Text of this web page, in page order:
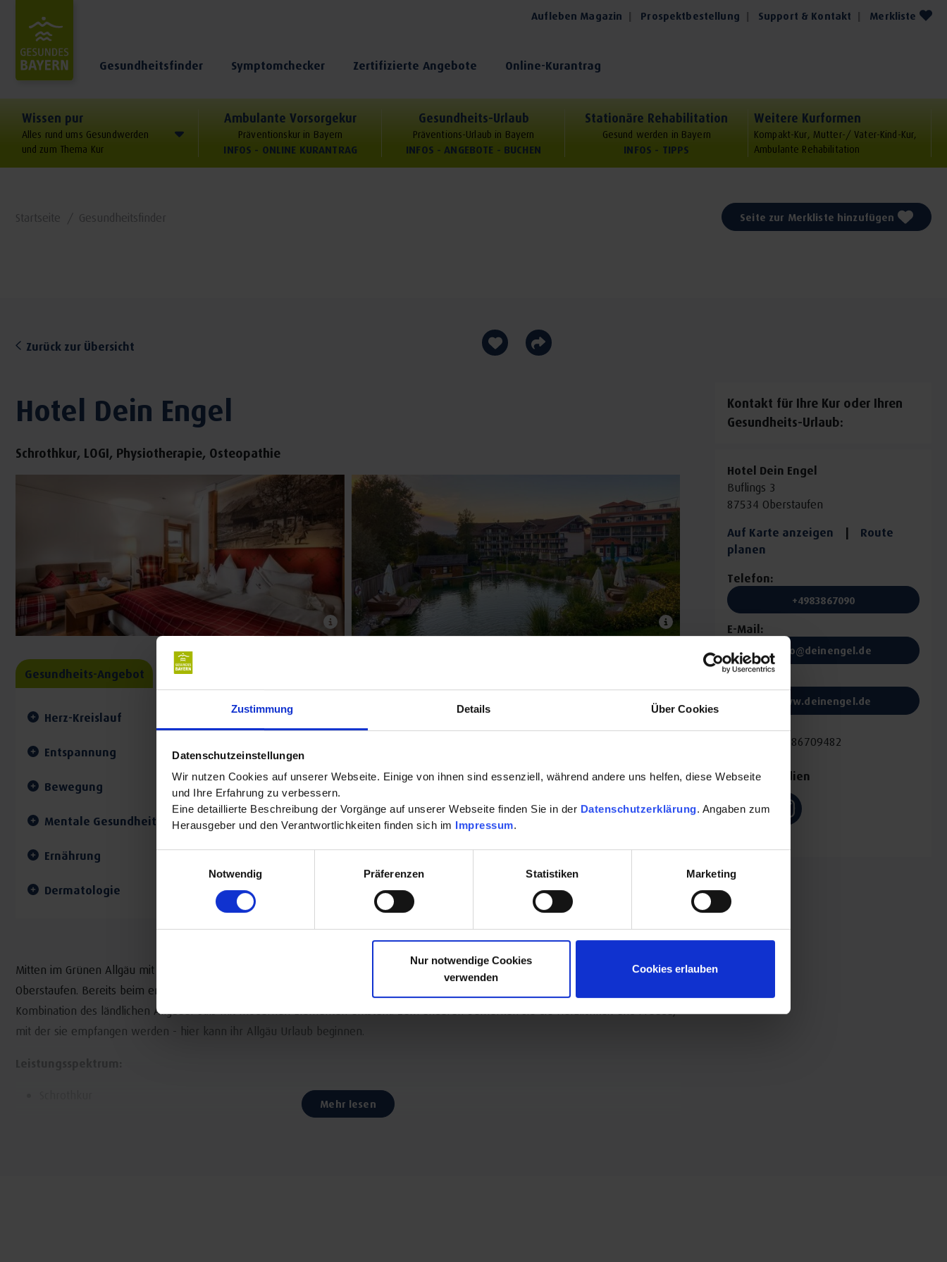
Zustimmung Details Über Cookies
Datenschutzeinstellungen
Wir nutzen Cookies auf unserer Webseite. Einige von ihnen sind essenziell, während andere uns helfen, diese Webseite
und Ihre Erfahrung zu verbessern.
Eine detaillierte Beschreibung der Vorgänge auf unserer Webseite finden Sie in der Datenschutzerklärung. Angaben zum
Herausgeber und den Verantwortlichkeiten finden sich im Impressum.
Notwendig
Präferenzen Statistiken Marketing
Nur notwendige Cookies
verwenden
Cookies erlauben
Aufleben Magazin Prospektbestellung Support & Kontakt Merkliste
Gesundheitsfinder Symptomchecker Zertifizierte Angebote Online-Kurantrag
Wissen pur
Alles rund ums Gesundwerden
und zum Thema Kur
Ambulante Vorsorgekur
Präventionskur in Bayern
INFOS - ONLINE KURANTRAG
Gesundheits-Urlaub
Präventions-Urlaub in Bayern
INFOS - ANGEBOTE - BUCHEN
Stationäre Rehabilitation
Gesund werden in Bayern
INFOS - TIPPS
Weitere Kurformen
Kompakt-Kur, Mutter-/ Vater-Kind-Kur,
Ambulante Rehabilitation
Startseite Gesundheitsfinder Seite zur Merkliste hinzufügen
Zurück zur Übersicht
Hotel Dein Engel
Schrothkur, LOGI, Physiotherapie, Osteopathie
Gesundheits-Angebot
Herz-Kreislauf Erschöpfungszustände, Stressfolgen
Entspannung
Bewegung Diabetes, Stoffwechsel, Hormone
Mentale Gesundheit Schrothkur
Ernährung Allergien
Dermatologie Frauengesundheit
Mitten im Grünen Allgäu mit Blick auf die Bayrischen Alpen empfängt Sie das 4 Sterne Sport- und Wellnesshotel Dein Engel in
Oberstaufen. Bereits beim ersten Betreten unseres Hauses werden Ihnen zwei Dinge auffallen: Das gemütliche Ambiente, das durch
Kombination des ländlichen Allgäuer Stils mit modernen Elementen entsteht. Zum anderen bemerken Sie die Herzlichkeit und Freude,
mit der sie empfangen werden - hier kann ihr Allgäu Urlaub beginnen.
Mehr lesen
Kontakt für Ihre Kur oder Ihren
Gesundheits-Urlaub:
Hotel Dein Engel
Buflings 3
87534 Oberstaufen
Auf Karte anzeigen |
Route
planen
Telefon:
+4983867090
E-Mail:
info@deinengel.de
Website:
www.deinengel.de
+498386709482
Soziale Medien